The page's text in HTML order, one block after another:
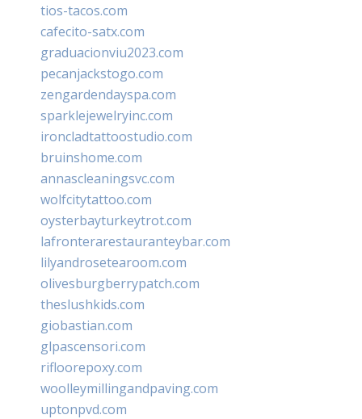
tios-tacos.com
cafecito-satx.com
graduacionviu2023.com
pecanjackstogo.com
zengardendayspa.com
sparklejewelryinc.com
ironcladtattoostudio.com
bruinshome.com
annascleaningsvc.com
wolfcitytattoo.com
oysterbayturkeytrot.com
lafronterarestauranteybar.com
lilyandrosetearoom.com
olivesburgberrypatch.com
theslushkids.com
giobastian.com
glpascensori.com
rifloorepoxy.com
woolleymillingandpaving.com
uptonpvd.com